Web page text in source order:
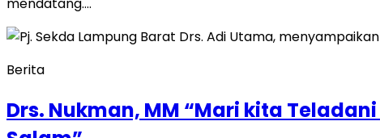
Berita
Drs. Nukman, MM “Mari kita